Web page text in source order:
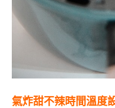
氣炸甜不辣時間溫度